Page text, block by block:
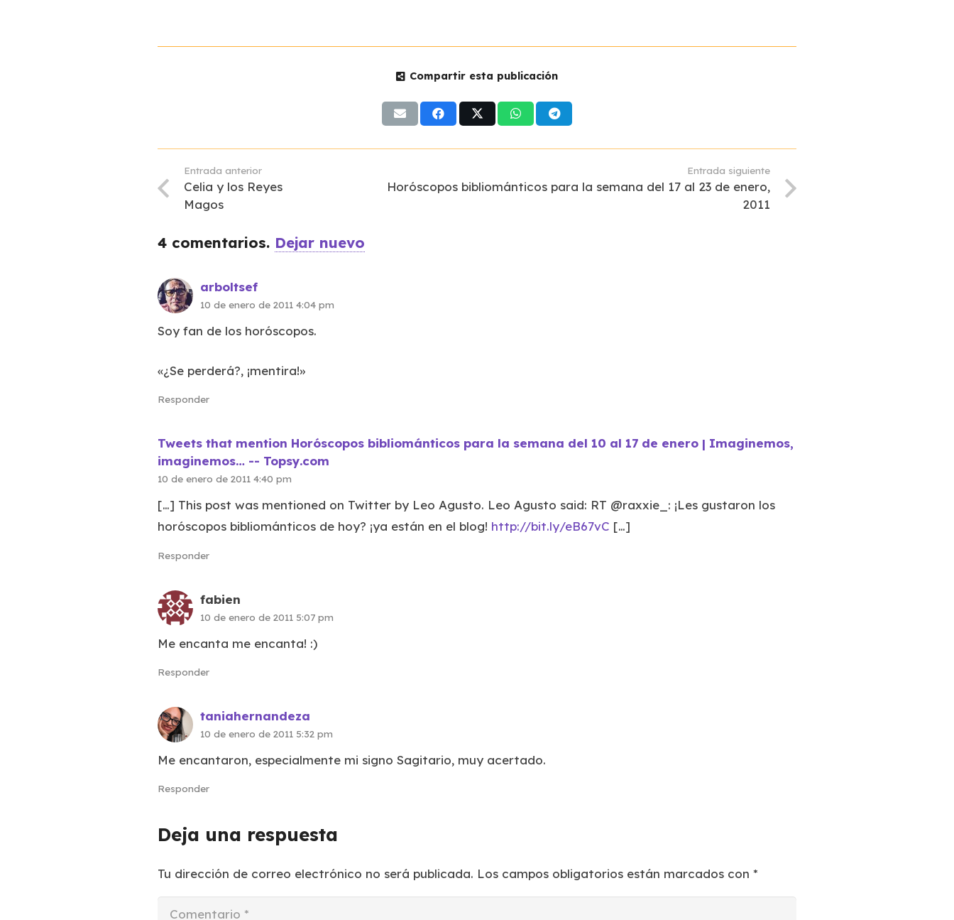
Compartir esta publicación
Entrada anterior
Celia y los Reyes
Magos
Entrada siguiente
Horóscopos bibliománticos para la semana del 17 al 23 de enero,
2011
4 comentarios. Dejar nuevo
arboltsef
10 de enero de 2011 4:04 pm
Soy fan de los horóscopos.
«¿Se perderá?, ¡mentira!»
Responder
Tweets that mention Horóscopos bibliománticos para la semana del 10 al 17 de enero | Imaginemos,
imaginemos… -- Topsy.com
10 de enero de 2011 4:40 pm
[…] This post was mentioned on Twitter by Leo Agusto. Leo Agusto said: RT @raxxie_: ¡Les gustaron los
horóscopos bibliománticos de hoy? ¡ya están en el blog! http://bit.ly/eB67vC […]
Responder
fabien
10 de enero de 2011 5:07 pm
Me encanta me encanta! :)
Responder
taniahernandeza
10 de enero de 2011 5:32 pm
Me encantaron, especialmente mi signo Sagitario, muy acertado.
Responder
Deja una respuesta
Tu dirección de correo electrónico no será publicada. Los campos obligatorios están marcados con *